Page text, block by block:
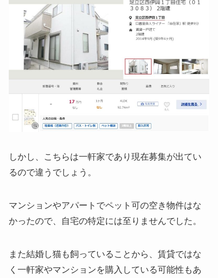
しかし、こちらは一軒家であり現在募集が出てい
るので違うでしょう。
マンションやアパートでペット可の空き物件はな
かったので、自宅の特定には至りませんでした。
また結婚し猫も飼っていることから、賃貸ではな
く一軒家やマンションを購入している可能性もあ